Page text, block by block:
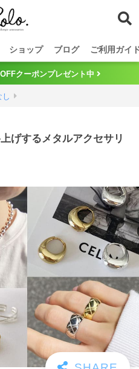
ショップ ブログ ご利用ガイ
クーポンプレゼント中
げするメタルアクセサリ